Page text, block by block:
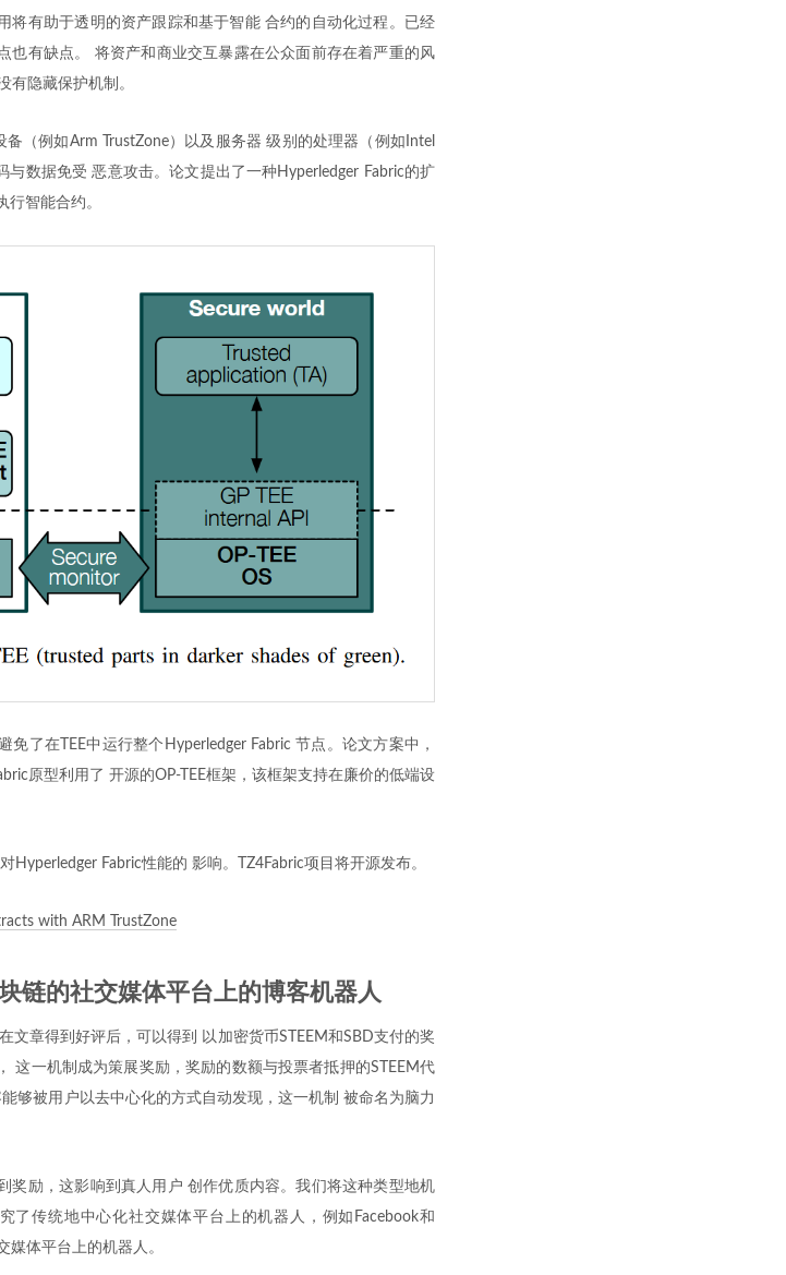
将有助于透明的资产跟踪和基于智能 合约的自动化过程。已经
也有缺点。 将资产和商业交互暴露在公众面前存在着严重的风
有隐藏保护机制。
（例如Arm TrustZone）以及服务器 级别的处理器（例如Intel
与数据免受 恶意攻击。论文提出了一种Hyperledger Fabric的扩
行智能合约。
了在TEE中运行整个Hyperledger Fabric 节点。论文方案中，
原型利用了 开源的OP-TEE框架，该框架支持在廉价的低端设
Hyperledger Fabric性能的 影响。TZ4Fabric项目将开源发布。
with ARM TrustZone
链的社交媒体平台上的博客机器人
文章得到好评后，可以得到 以加密货币STEEM和SBD支付的奖
这一机制成为策展奖励，奖励的数额与投票者抵押的STEEM代
够被用户以去中心化的方式自动发现，这一机制 被命名为脑力
奖励，这影响到真人用户 创作优质内容。我们将这种类型地机
了传统地中心化社交媒体平台上的机器人，例如Facebook和
体平台上的机器人。